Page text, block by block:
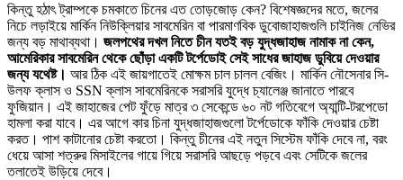
কিন্তু হঠাৎ ট্রাম্পকে চমকাতে চিনের এত তোড়জোড় কেন? বিশেষজ্ঞদের মতে, জলের
নিচে লড়াইয়ে মার্কিন নিউক্লিয়ার সাবমেরিন বা পারমাণবিক ডুবোজাহাজগুলি চাইনিজ নেভির
জন্য বড় মাথাব্যথা। জলপথের দখল নিতে চীন যতই বড় যুদ্ধজাহাজ নামাক না কেন,
আমেরিকার সাবমেরিন থেকে ছোঁড়া একটি টর্পেডোই সেই সাধের জাহাজ ডুবিয়ে দেওয়ার
জন্য যথেষ্ট। আর ঠিক এই জায়গাতেই মোক্ষম চাল চালল বেজিং। মার্কিন নৌসেনার সি-
উলফ ক্লাস ও SSN ক্লাস সাবমেরিনকে সরাসরি যুদ্ধে চ্যালেঞ্জ জানাতে পারবে
ফুজিয়ান। এই জাহাজের পেট ফুঁড়ে মাত্র ৩ সেকেন্ডে ৬০ নট গতিবেগে অ্যান্টি-টরপেডো
হামলা করা যাবে। এর আগে কার চিনা যুদ্ধজাহাজগুলো টর্পেডোকে ফাঁকি দেওয়ার চেষ্টা
করত। পাশ কাটানোর চেষ্টা করতো। কিন্তু চীনের এই নতুন সিস্টেম ফাঁকি দেবে না, বরং
ধেয়ে আসা শত্রুর মিসাইলের গায়ে গিয়ে সরাসরি আছড়ে পড়বে এবং সেটিকে জলের
তলাতেই উড়িয়ে দেবে।